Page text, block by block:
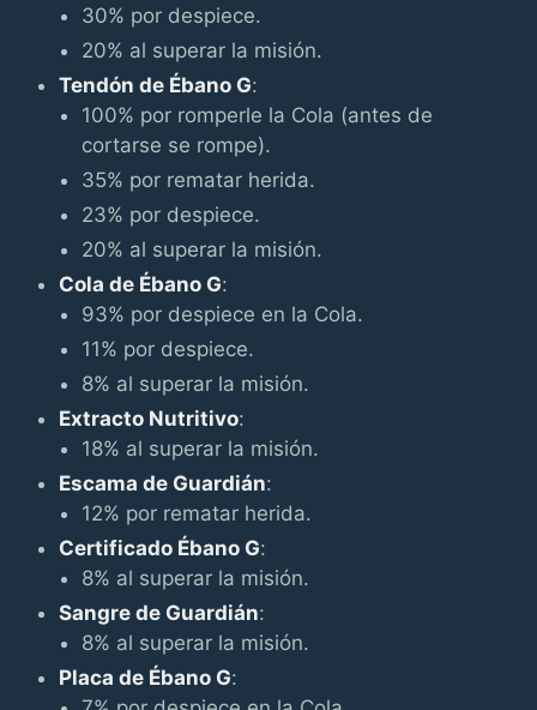
30% por despiece.
20% al superar la misión.
Tendón de Ébano G:
100% por romperle la Cola (antes de
cortarse se rompe).
35% por rematar herida.
23% por despiece.
20% al superar la misión.
Cola de Ébano G:
93% por despiece en la Cola.
11% por despiece.
8% al superar la misión.
Extracto Nutritivo:
18% al superar la misión.
Escama de Guardián:
12% por rematar herida.
Certificado Ébano G:
8% al superar la misión.
Sangre de Guardián:
8% al superar la misión.
Placa de Ébano G: